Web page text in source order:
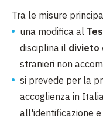
Tra le misure
una modifica al
disciplina il divieto
stranieri non
si prevede per la
accoglienza in
all'identificazione